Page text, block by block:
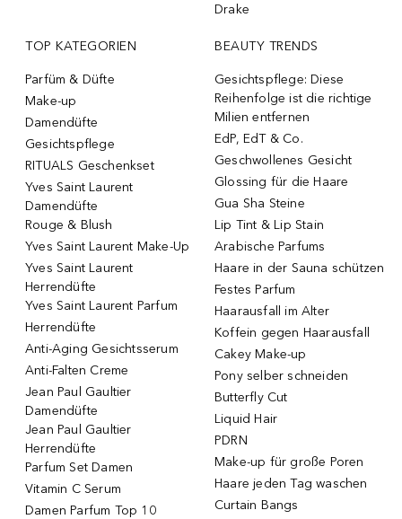
Drake
TOP KATEGORIEN
Parfüm & Düfte
Make-up
Damendüfte
Gesichtspflege
RITUALS Geschenkset
Yves Saint Laurent
Damendüfte
Rouge & Blush
Yves Saint Laurent Make-Up
Yves Saint Laurent
Herrendüfte
Yves Saint Laurent Parfum
Herrendüfte
Anti-Aging Gesichtsserum
Anti-Falten Creme
Jean Paul Gaultier
Damendüfte
Jean Paul Gaultier
Herrendüfte
Parfum Set Damen
Vitamin C Serum
Damen Parfum Top 10
BEAUTY TRENDS
Gesichtspflege: Diese
Reihenfolge ist die richtige
Milien entfernen
EdP, EdT & Co.
Geschwollenes Gesicht
Glossing für die Haare
Gua Sha Steine
Lip Tint & Lip Stain
Arabische Parfums
Haare in der Sauna schützen
Festes Parfum
Haarausfall im Alter
Koffein gegen Haarausfall
Cakey Make-up
Pony selber schneiden
Butterfly Cut
Liquid Hair
PDRN
Make-up für große Poren
Haare jeden Tag waschen
Curtain Bangs